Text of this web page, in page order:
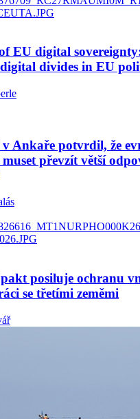
EU digital
divides in EU
Ankaře potvrdil, že
převzít větší
posiluje ochranu
se třetími zeměmi